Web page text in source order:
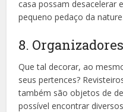
casa possam desacelerar
pequeno pedaço da
8. Organizadores
Que tal decorar, ao
seus pertences?
também são objetos de
possível encontrar